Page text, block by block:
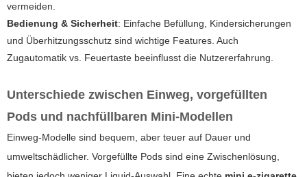
vermeiden.
Bedienung & Sicherheit: Einfache Befüllung, Kindersicherungen
und Überhitzungsschutz sind wichtige Features. Auch
Zugautomatik vs. Feuertaste beeinflusst die Nutzererfahrung.
Unterschiede zwischen Einweg, vorgefüllten
Pods und nachfüllbaren Mini-Modellen
Einweg-Modelle sind bequem, aber teuer auf Dauer und
umweltschädlicher. Vorgefüllte Pods sind eine Zwischenlösung,